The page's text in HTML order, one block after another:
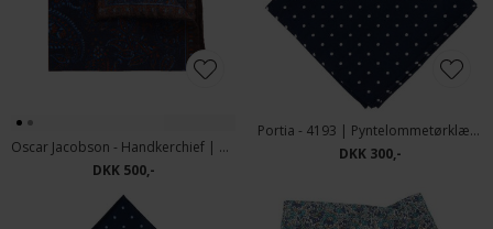
Oscar Jacobson - Handkerchief | Pyntelommetørklæde Blue Moon
DKK 500,-
Portia - 4193 | Pyntelommetørklæde Blå
DKK 300,-